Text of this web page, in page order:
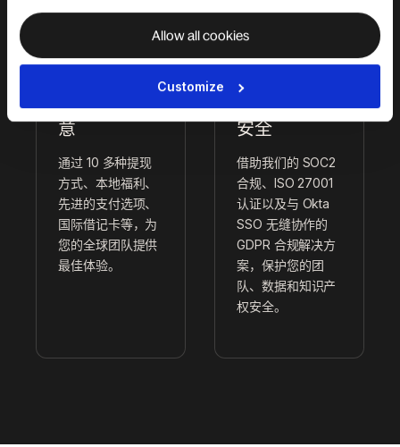
Allow all cookies
Customize
让团队更满
意
通过 10 多种提现
方式、本地福利、
先进的支付选项、
国际借记卡等，为
您的全球团队提供
最佳体验。
可靠的国际
安全
借助我们的 SOC2
合规、ISO 27001
认证以及与 Okta
SSO 无缝协作的
GDPR 合规解决方
案，保护您的团
队、数据和知识产
权安全。